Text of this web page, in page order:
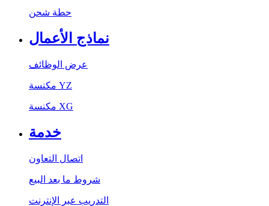
حطة شحن
نماذج الأعمال
عرض الوظائف
مكنسة YZ
مكنسة XG
خدمة
اتصال التعاون
شروط ما بعد البيع
التدريب عبر الإنترنت